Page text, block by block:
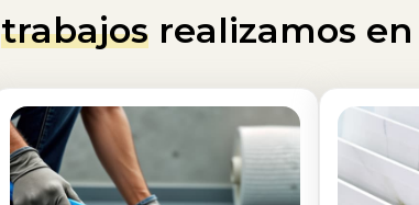
trabajos realizamos